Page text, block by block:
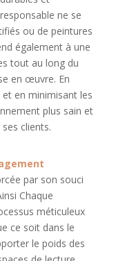
ne se
ou de peintures
également à une
tout au long du
en œuvre. En
en minimisant les
plus sain et
clients.
par son souci
Chaque
méticuleux
ce soit dans le
le poids des